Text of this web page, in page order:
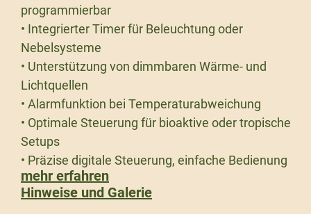
programmierbar
• Integrierter Timer für Beleuchtung oder
Nebelsysteme
• Unterstützung von dimmbaren Wärme- und
Lichtquellen
• Alarmfunktion bei Temperaturabweichung
• Optimale Steuerung für bioaktive oder tropische
Setups
• Präzise digitale Steuerung, einfache Bedienung
mehr erfahren
Hinweise und Galerie